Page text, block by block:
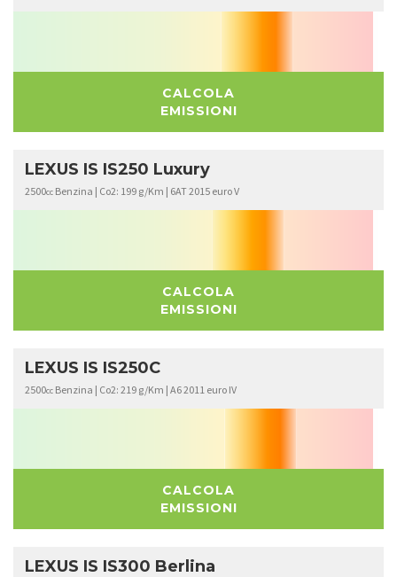
CALCOLA
EMISSIONI
LEXUS IS IS250 Luxury
2500cc Benzina | Co2: 199 g/Km | 6AT 2015 euro V
CALCOLA
EMISSIONI
LEXUS IS IS250C
2500cc Benzina | Co2: 219 g/Km | A6 2011 euro IV
CALCOLA
EMISSIONI
LEXUS IS IS300 Berlina